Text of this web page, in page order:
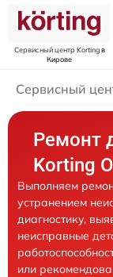
Сервисный центр Kortingв
Кирове
Сервисный
Ремонт
Korting
Выполняем
устранением
диагностику,
неисправные
или